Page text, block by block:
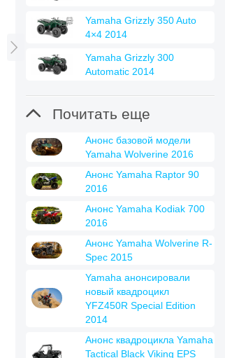

Yamaha Grizzly 350 Auto
4×4 2014
Yamaha Grizzly 300
Automatic 2014
 Почитать еще
Анонс базовой модели
Yamaha Wolverine 2016
Анонс Yamaha Raptor 90
2016
Анонс Yamaha Kodiak 700
2016
Анонс Yamaha Wolverine R-
Spec 2015
Yamaha анонсировали
новый квадроцикл
YFZ450R Special Edition
2014
Анонс квадроцикла Yamaha
Tactical Black Viking EPS